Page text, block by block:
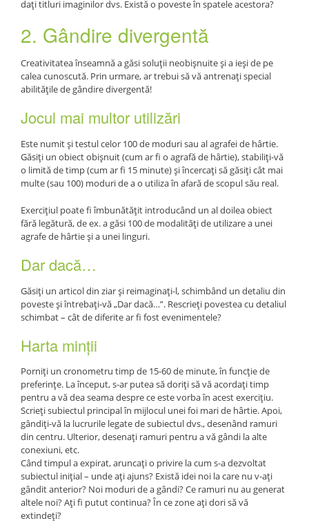
dați titluri imaginilor dvs. Există o poveste în spatele acestora?
2. Gândire divergentă
Creativitatea înseamnă a găsi soluții neobișnuite și a ieși de pe
calea cunoscută. Prin urmare, ar trebui să vă antrenați special
abilitățile de gândire divergentă!
Jocul mai multor utilizări
Este numit și testul celor 100 de moduri sau al agrafei de hârtie.
Găsiți un obiect obișnuit (cum ar fi o agrafă de hârtie), stabiliți-vă
o limită de timp (cum ar fi 15 minute) și încercați să găsiți cât mai
multe (sau 100) moduri de a o utiliza în afară de scopul său real.
Exercițiul poate fi îmbunătățit introducând un al doilea obiect
fără legătură, de ex. a găsi 100 de modalități de utilizare a unei
agrafe de hârtie și a unei linguri.
Dar dacă…
Găsiți un articol din ziar și reimaginați-l, schimbând un detaliu din
poveste și întrebați-vă „Dar dacă…”. Rescrieți povestea cu detaliul
schimbat – cât de diferite ar fi fost evenimentele?
Harta minții
Porniți un cronometru timp de 15-60 de minute, în funcție de
preferințe. La început, s-ar putea să doriți să vă acordați timp
pentru a vă dea seama despre ce este vorba în acest exercițiu.
Scrieți subiectul principal în mijlocul unei foi mari de hârtie. Apoi,
gândiți-vă la lucrurile legate de subiectul dvs., desenând ramuri
din centru. Ulterior, desenați ramuri pentru a vă gândi la alte
conexiuni, etc.
Când timpul a expirat, aruncați o privire la cum s-a dezvoltat
subiectul inițial – unde ați ajuns? Există idei noi la care nu v-ați
gândit anterior? Noi moduri de a gândi? Ce ramuri nu au generat
altele noi? Ați fi putut continua? În ce zone ați dori să vă
extindeți?